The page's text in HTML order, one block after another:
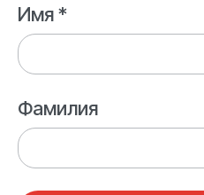
Имя *
Фамилия